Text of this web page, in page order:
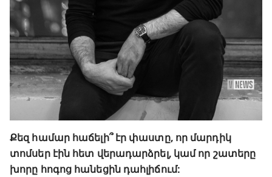
Քեզ համար հաճելի՞ էր փաստը, որ մարդիկ
տոմսեր էին հետ վերադարձրել, կամ որ շատերը
խորը հոգոց հանեցին դահլիճում: